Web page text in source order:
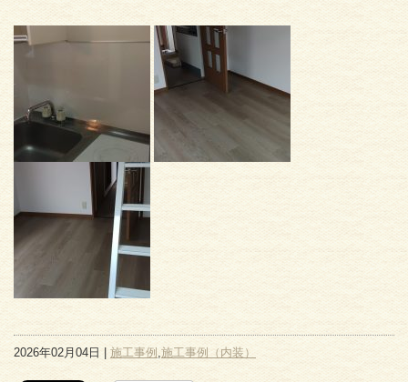
2026年02月04日 | 施工事例 ,施工事例（内装）